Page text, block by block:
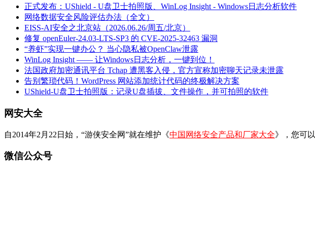
正式发布：UShield - U盘卫士拍照版、WinLog Insight - Windows日志分析软件
网络数据安全风险评估办法（全文）
EISS-AI安全之北京站（2026.06.26/周五/北京）
修复 openEuler-24.03-LTS-SP3 的 CVE-2025-32463 漏洞
“养虾”实现一键办公？ 当心隐私被OpenClaw泄露
WinLog Insight —— 让Windows日志分析，一键到位！
法国政府加密通讯平台 Tchap 遭黑客入侵，官方宣称加密聊天记录未泄露
告别繁琐代码！WordPress 网站添加统计代码的终极解决方案
UShield-U盘卫士拍照版：记录U盘插拔、文件操作，并可拍照的软件
网安大全
自2014年2月22日始，“游侠安全网”就在维护《中国网络安全产品和厂家大全》，您可以
微信公众号